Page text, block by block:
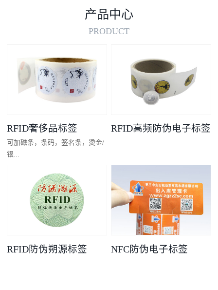
产品中心
PRODUCT
RFID奢侈品标签
可加磁条，条码，签名条，烫金/
银...
凸码，金/银底
RFID高频防伪电子标签
RFID防伪朔源标签 NFC防伪电子标签